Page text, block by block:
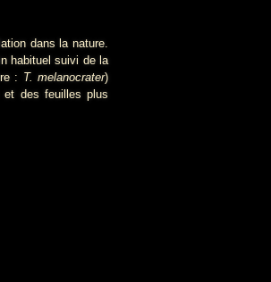
dans la nature.
habituel suivi de la
: T. melanocrater)
et des feuilles plus